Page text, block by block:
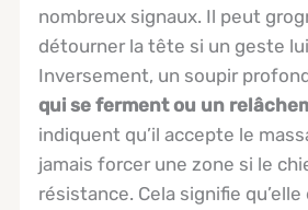
nombreux signaux. Il peut
détourner la tête si un geste
Inversement, un soupir
qui se ferment ou un
indiquent qu’il accepte le
jamais forcer une zone si le
résistance. Cela signifie